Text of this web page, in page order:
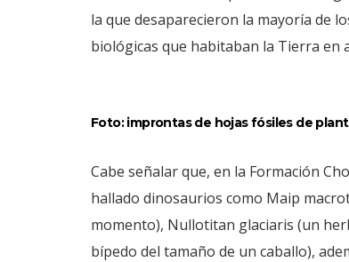
la que desaparecieron la mayoría de
biológicas que habitaban la Tierra en
Foto: improntas de hojas fósiles de
Cabe señalar que, en la Formación
hallado dinosaurios como Maip
momento), Nullotitan glaciaris (un
bípedo del tamaño de un caballo),